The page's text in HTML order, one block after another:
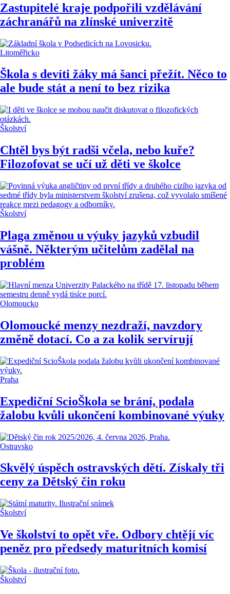
Zastupitelé kraje podpořili vzdělávání
záchranářů na zlínské univerzitě
Litoměřicko
Škola s devíti žáky má šanci přežít. Něco to
ale bude stát a není to bez rizika
Školství
Chtěl bys být radši včela, nebo kuře?
Filozofovat se učí už děti ve školce
Školství
Plaga změnou u výuky jazyků vzbudil
vášně. Některým učitelům zadělal na
problém
Olomoucko
Olomoucké menzy nezdraží, navzdory
změně dotací. Co a za kolik servírují
Praha
Expediční ScioŠkola se brání, podala
žalobu kvůli ukončení kombinované výuky
Ostravsko
Skvělý úspěch ostravských dětí. Získaly tři
ceny za Dětský čin roku
Školství
Ve školství to opět vře. Odbory chtějí víc
peněz pro předsedy maturitních komisí
Školství